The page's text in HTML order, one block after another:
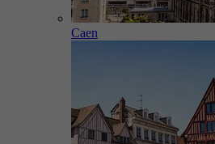
Caen